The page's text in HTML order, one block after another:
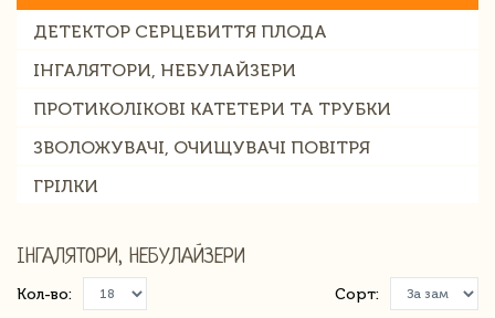
ДЕТЕКТОР СЕРЦЕБИТТЯ ПЛОДА
ІНГАЛЯТОРИ, НЕБУЛАЙЗЕРИ
ПРОТИКОЛІКОВІ КАТЕТЕРИ ТА ТРУБКИ
ЗВОЛОЖУВАЧІ, ОЧИЩУВАЧІ ПОВІТРЯ
ГРІЛКИ
ІНГАЛЯТОРИ, НЕБУЛАЙЗЕРИ
Кол-во: Сорт: